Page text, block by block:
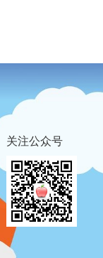
落。 其中，欧洲
关注公众号